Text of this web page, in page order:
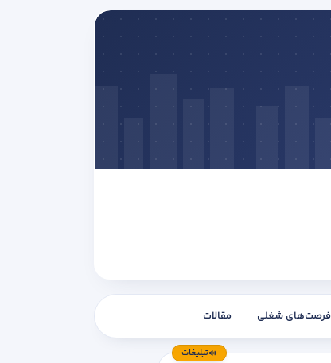
فرصت‌های شغلی مقالات
تبلیغات